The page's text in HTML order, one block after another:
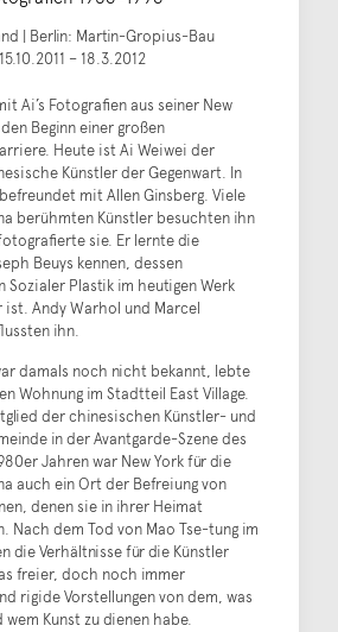
| Berlin: Martin-Gropius-Bau
15.10.2011 – 18.3.2012
Ai’s Fotografien aus seiner New
Beginn einer großen
Heute ist Ai Weiwei der
Künstler der Gegenwart. In
mit Allen Ginsberg. Viele
berühmten Künstler besuchten ihn
sie. Er lernte die
Beuys kennen, dessen
Sozialer Plastik im heutigen Werk
ist. Andy Warhol und Marcel
ihn.
damals noch nicht bekannt, lebte
Wohnung im Stadtteil East Village.
der chinesischen Künstler- und
in der Avantgarde-Szene des
Jahren war New York für die
auch ein Ort der Befreiung von
denen sie in ihrer Heimat
Nach dem Tod von Mao Tse-tung im
die Verhältnisse für die Künstler
freier, doch noch immer
rigide Vorstellungen von dem, was
wem Kunst zu dienen habe.